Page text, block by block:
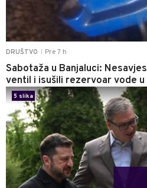
DRUŠTVO Pre 7 h
Sabotaža u Banjaluci:
ventil i isušili rezervoar vode u
5 slika